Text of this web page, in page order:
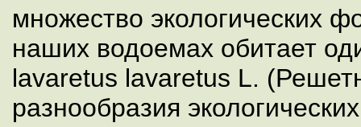
множество экологических
наших водоемах обитает
lavaretus lavaretus L.
разнообразия